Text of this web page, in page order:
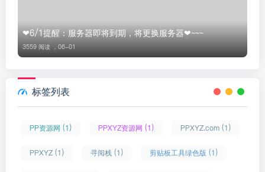
❤6/1提醒：服务器即将到期，将更换服务器❤~~~
3559 阅读 ， 06-01
标签列表
PP资源网 (1) PPXYZ资源网 (1) PPXYZ.com (1)
PPXYZ (1) 寻阅栈 (1) 剪贴板工具绿色版 (1)